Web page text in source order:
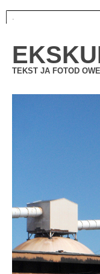
·
TEKST JA FOTOD